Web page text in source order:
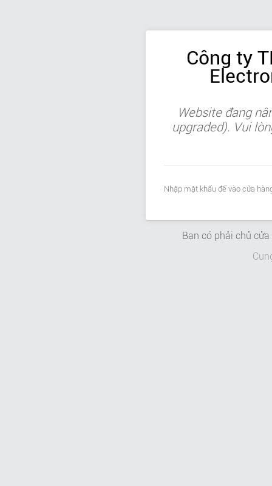
Công ty
Website đang
upgraded). Vui
Nhập mật khẩu để vào cửa
Bạn có phải chủ